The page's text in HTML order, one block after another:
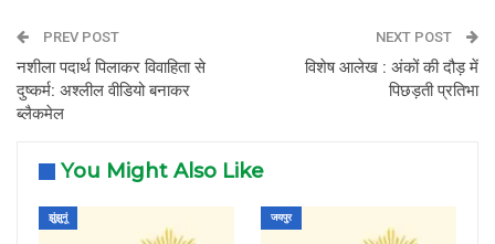
PREV POST
नशीला पदार्थ पिलाकर विवाहिता से
दुष्कर्म: अश्लील वीडियो बनाकर
ब्लैकमेल
NEXT POST
विशेष आलेख : अंकों की दौड़ में
पिछड़ती प्रतिभा
You Might Also Like
झुंझुनूं जयपुर